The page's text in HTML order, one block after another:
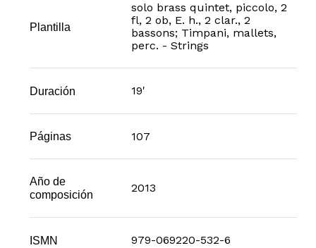
Plantilla
solo brass quintet, piccolo, 2
fl, 2 ob, E. h., 2 clar., 2
bassons; Timpani, mallets,
perc. - Strings
Duración 19'
Páginas 107
Año de
composición
2013
ISMN 979-069220-532-6